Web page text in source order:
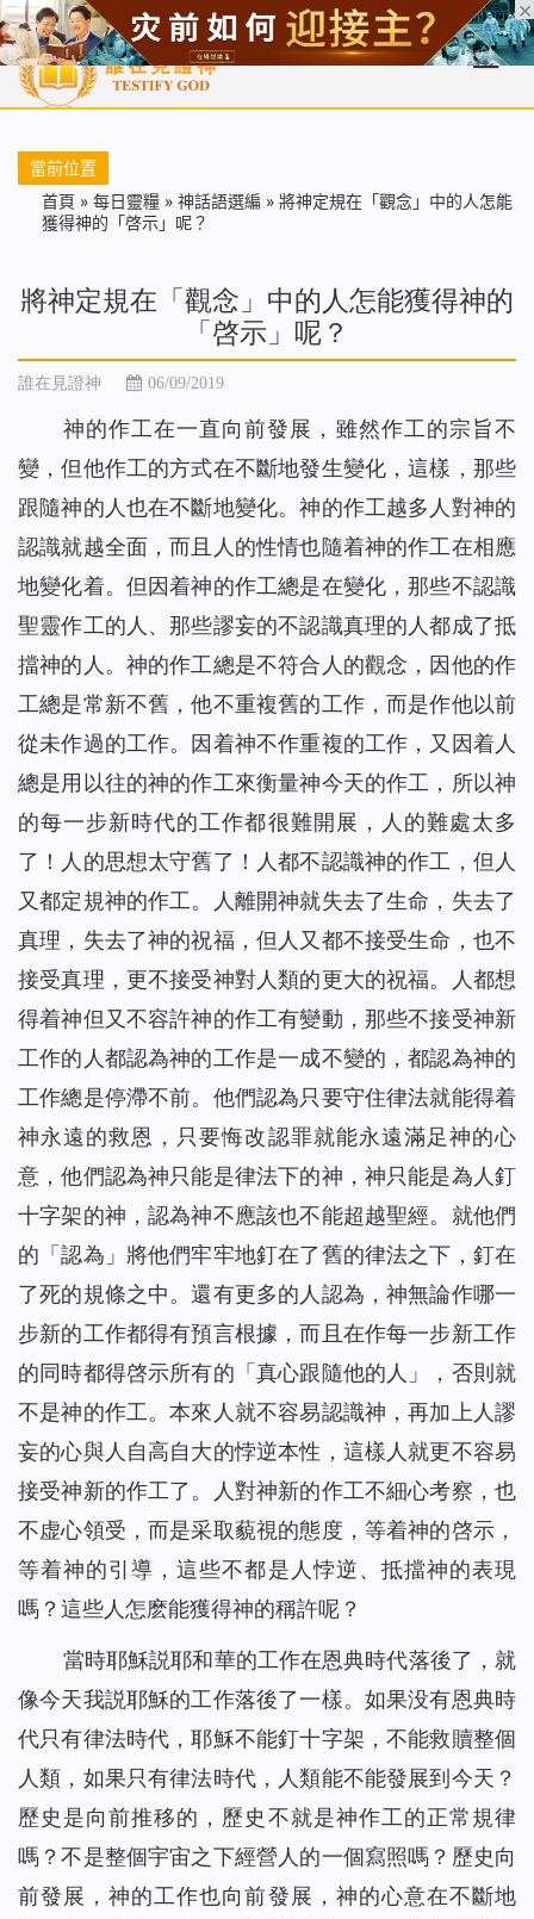
首頁 每日靈糧 天國福音 基督徒見證 信仰解答 聖經
當前位置
首頁 » 每日靈糧 » 神話語選編 » 將神定規在「觀念」中的人怎能
獲得神的「啓示」呢？
將神定規在「觀念」中的人怎能獲得神的
「啓示」呢？
誰在見證神 06/09/2019
神的作工在一直向前發展，雖然作工的宗旨不
變，但他作工的方式在不斷地發生變化，這樣，那些
跟隨神的人也在不斷地變化。神的作工越多人對神的
認識就越全面，而且人的性情也隨着神的作工在相應
地變化着。但因着神的作工總是在變化，那些不認識
聖靈作工的人、那些謬妄的不認識真理的人都成了抵
擋神的人。神的作工總是不符合人的觀念，因他的作
工總是常新不舊，他不重複舊的工作，而是作他以前
從未作過的工作。因着神不作重複的工作，又因着人
總是用以往的神的作工來衡量神今天的作工，所以神
的每一步新時代的工作都很難開展，人的難處太多
了！人的思想太守舊了！人都不認識神的作工，但人
又都定規神的作工。人離開神就失去了生命，失去了
真理，失去了神的祝福，但人又都不接受生命，也不
接受真理，更不接受神對人類的更大的祝福。人都想
得着神但又不容許神的作工有變動，那些不接受神新
工作的人都認為神的工作是一成不變的，都認為神的
工作總是停滯不前。他們認為只要守住律法就能得着
神永遠的救恩，只要悔改認罪就能永遠滿足神的心
意，他們認為神只能是律法下的神，神只能是為人釘
十字架的神，認為神不應該也不能超越聖經。就他們
的「認為」將他們牢牢地釘在了舊的律法之下，釘在
了死的規條之中。還有更多的人認為，神無論作哪一
步新的工作都得有預言根據，而且在作每一步新工作
的同時都得啓示所有的「真心跟隨他的人」，否則就
不是神的作工。本來人就不容易認識神，再加上人謬
妄的心與人自高自大的悖逆本性，這樣人就更不容易
接受神新的作工了。人對神新的作工不細心考察，也
不虚心領受，而是采取藐視的態度，等着神的啓示，
等着神的引導，這些不都是人悖逆、抵擋神的表現
嗎？這些人怎麽能獲得神的稱許呢？
當時耶穌説耶和華的工作在恩典時代落後了，就
像今天我説耶穌的工作落後了一樣。如果没有恩典時
代只有律法時代，耶穌不能釘十字架，不能救贖整個
人類，如果只有律法時代，人類能不能發展到今天？
歷史是向前推移的，歷史不就是神作工的正常規律
嗎？不是整個宇宙之下經營人的一個寫照嗎？歷史向
前發展，神的工作也向前發展，神的心意在不斷地